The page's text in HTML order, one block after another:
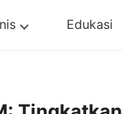
Edukasi